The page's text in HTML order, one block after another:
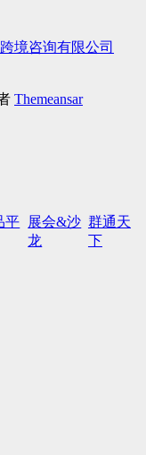
境咨询有限公司
Themeansar
平 展会&沙
龙
群通天
下